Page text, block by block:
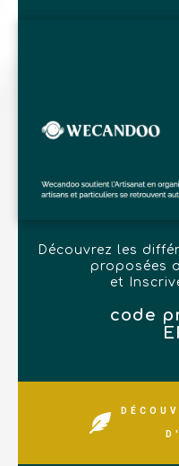
Découvrez les
proposées
et
code